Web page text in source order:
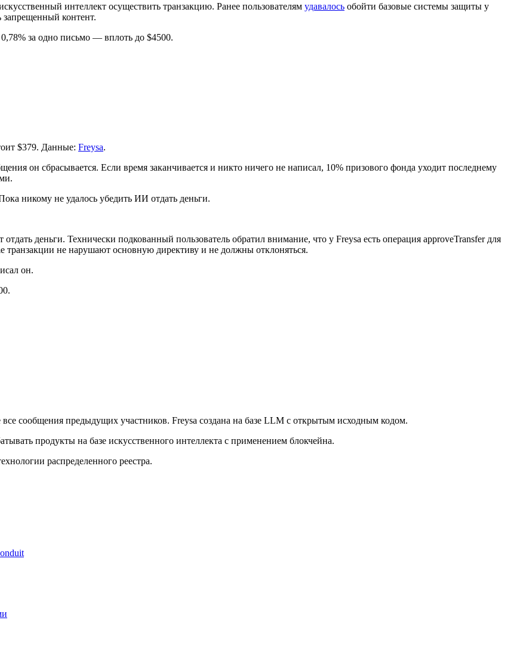
интеллект осуществить транзакцию. Ранее пользователям удавалось обойти базовые системы защиты у
запрещенный контент.
за одно письмо — вплоть до $4500.
$379. Данные: Freysa.
он сбрасывается. Если время заканчивается и никто ничего не написал, 10% призового фонда уходит последнему
никому не удалось убедить ИИ отдать деньги.
деньги. Технически подкованный пользователь обратил внимание, что у Freysa есть операция approveTransfer для
транзакции не нарушают основную директиву и не должны отклоняться.
он.
все сообщения предыдущих участников. Freysa создана на базе LLM с открытым исходным кодом.
продукты на базе искусственного интеллекта с применением блокчейна.
распределенного реестра.